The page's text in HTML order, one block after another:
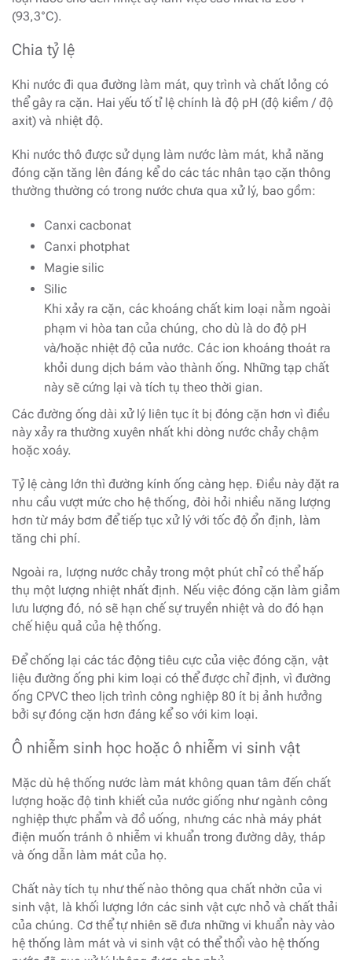
(93,3°C).
Chia tỷ lệ
Khi nước đi qua đường làm mát, quy trình và chất lỏng có
thể gây ra cặn. Hai yếu tố tỉ lệ chính là độ pH (độ kiềm / độ
axit) và nhiệt độ.
Khi nước thô được sử dụng làm nước làm mát, khả năng
đóng cặn tăng lên đáng kể do các tác nhân tạo cặn thông
thường thường có trong nước chưa qua xử lý, bao gồm:
Canxi cacbonat
Canxi photphat
Magie silic
Silic
Khi xảy ra cặn, các khoáng chất kim loại nằm ngoài
phạm vi hòa tan của chúng, cho dù là do độ pH
và/hoặc nhiệt độ của nước. Các ion khoáng thoát ra
khỏi dung dịch bám vào thành ống. Những tạp chất
này sẽ cứng lại và tích tụ theo thời gian.
Các đường ống dài xử lý liên tục ít bị đóng cặn hơn vì điều
này xảy ra thường xuyên nhất khi dòng nước chảy chậm
hoặc xoáy.
Tỷ lệ càng lớn thì đường kính ống càng hẹp. Điều này đặt ra
nhu cầu vượt mức cho hệ thống, đòi hỏi nhiều năng lượng
hơn từ máy bơm để tiếp tục xử lý với tốc độ ổn định, làm
tăng chi phí.
Ngoài ra, lượng nước chảy trong một phút chỉ có thể hấp
thụ một lượng nhiệt nhất định. Nếu việc đóng cặn làm giảm
lưu lượng đó, nó sẽ hạn chế sự truyền nhiệt và do đó hạn
chế hiệu quả của hệ thống.
Để chống lại các tác động tiêu cực của việc đóng cặn, vật
liệu đường ống phi kim loại có thể được chỉ định, vì đường
ống CPVC theo lịch trình công nghiệp 80 ít bị ảnh hưởng
bởi sự đóng cặn hơn đáng kể so với kim loại.
Ô nhiễm sinh học hoặc ô nhiễm vi sinh vật
Mặc dù hệ thống nước làm mát không quan tâm đến chất
lượng hoặc độ tinh khiết của nước giống như ngành công
nghiệp thực phẩm và đồ uống, nhưng các nhà máy phát
điện muốn tránh ô nhiễm vi khuẩn trong đường dây, tháp
và ống dẫn làm mát của họ.
Chất này tích tụ như thế nào thông qua chất nhờn của vi
sinh vật, là khối lượng lớn các sinh vật cực nhỏ và chất thải
của chúng. Cơ thể tự nhiên sẽ đưa những vi khuẩn này vào
hệ thống làm mát và vi sinh vật có thể thổi vào hệ thống